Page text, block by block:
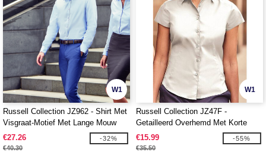
W1
Russell Collection JZ962 - Shirt Met
Visgraat-Motief Met Lange Mouw
€27.26
€40.30
-32%
W1
Russell Collection JZ47F -
Getailleerd Overhemd Met Korte
Mouw
€15.99
€35.50
-55%